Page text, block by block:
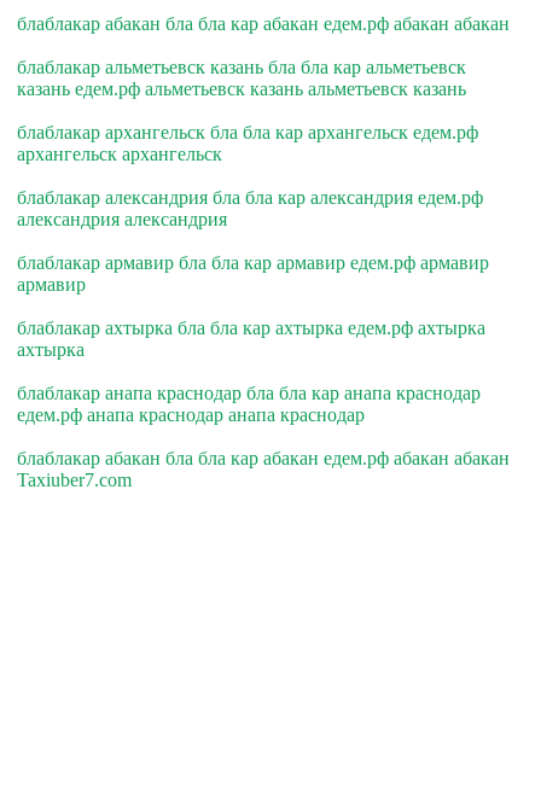
блаблакар абакан бла бла кар абакан едем.рф абакан абакан
блаблакар альметьевск казань бла бла кар альметьевск
казань едем.рф альметьевск казань альметьевск казань
блаблакар архангельск бла бла кар архангельск едем.рф
архангельск архангельск
блаблакар александрия бла бла кар александрия едем.рф
александрия александрия
блаблакар армавир бла бла кар армавир едем.рф армавир
армавир
блаблакар ахтырка бла бла кар ахтырка едем.рф ахтырка
ахтырка
блаблакар анапа краснодар бла бла кар анапа краснодар
едем.рф анапа краснодар анапа краснодар
блаблакар абакан бла бла кар абакан едем.рф абакан абакан
Taxiuber7.com